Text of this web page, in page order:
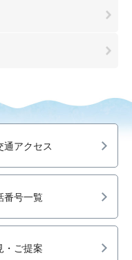
通アクセス
番号一覧
・ご提案